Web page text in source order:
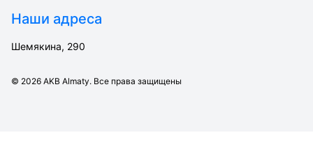
Наши адреса
Шемякина, 290
© 2026 AKB Almaty. Все права защищены